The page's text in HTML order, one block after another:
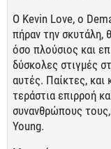
O Kevin Love, o
πήραν την σκυτάλη,
όσο πλούσιος και
δύσκολες στιγμές
αυτές. Παίκτες,
τεράστια επιρροή
συνανθρώπους
Young.